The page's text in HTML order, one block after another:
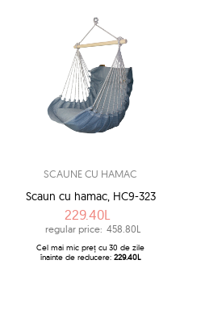
SCAUNE CU HAMAC
Scaun cu hamac, HC9-323
229.40L
regular price: 458.80L
Cel mai mic preț cu 30 de zile
înainte de reducere: 229.40L